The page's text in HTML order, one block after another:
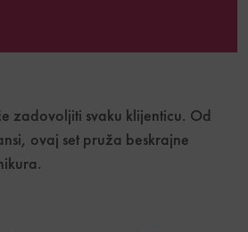
zadovoljiti svaku klijenticu. Od
ovaj set pruža beskrajne